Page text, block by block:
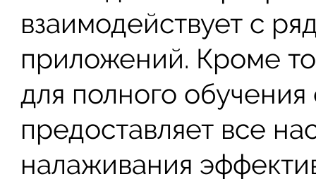
взаимодействует с
приложений. Кроме
для полного
предоставляет все
налаживания